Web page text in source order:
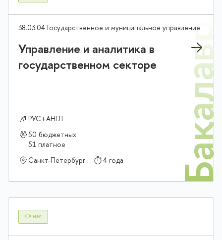
38.03.04 Государственное и муниципальное управление
Управление и аналитика в
государственном секторе
РУС+АНГЛ
50 бюджетных
51 платное
Санкт-Петербург
4 года
Очная